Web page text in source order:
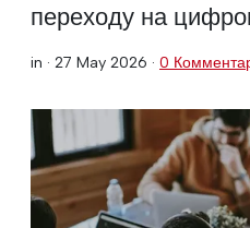
переходу на
in · 27 May 2026 · 0